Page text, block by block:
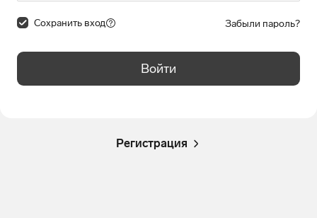
Сохранить вход Забыли пароль?
Войти
Регистрация